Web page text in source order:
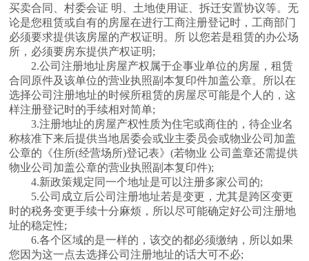
买卖合同、村委会证 明、土地使用证、拆迁安置协议等。无
论是您租赁或自有的房屋在进行工商注册登记时，工商部门
必须要求提供该房屋的产权证明。所 以您若是租赁的办公场
所，必须要房东提供产权证明;
2.公司注册地址房屋产权属于企事业单位的房屋，租赁
合同原件及该单位的营业执照副本复印件加盖公章。所以在
选择公司注册地址的时候所租赁的房屋尽可能是个人的，这
样注册登记时的手续相对简单;
3.注册地址的房屋产权性质为住宅或商住的，待企业名
称核准下来后提供当地居委会或业主委员会或物业公司加盖
公章的《住所(经营场所)登记表》(若物业 公司盖章还需提供
物业公司加盖公章的营业执照副本复印件);
4.新政策规定同一个地址是可以注册多家公司的;
5.公司成立后公司注册地址若是变更，尤其是跨区变更
时的税务变更手续十分麻烦，所以尽可能确定好公司注册地
址的稳定性;
6.各个区域的是一样的，该交的都必须缴纳，所以如果
您因为这一点去选择公司注册地址的话大可不必;